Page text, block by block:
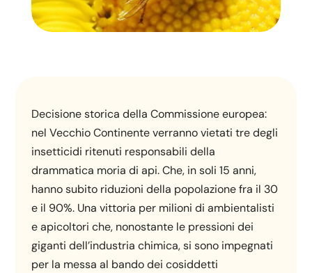
Decisione storica della Commissione europea:
nel Vecchio Continente verranno vietati tre degli
insetticidi ritenuti responsabili della
drammatica moria di api. Che, in soli 15 anni,
hanno subito riduzioni della popolazione fra il 30
e il 90%. Una vittoria per milioni di ambientalisti
e apicoltori che, nonostante le pressioni dei
giganti dell’industria chimica, si sono impegnati
per la messa al bando dei cosiddetti